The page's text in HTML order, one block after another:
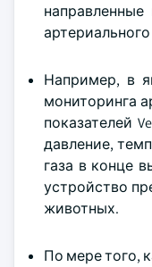
Например, в
мониторинга
показателей
давление,
газа в конце
устройство
животных.
По мере того,